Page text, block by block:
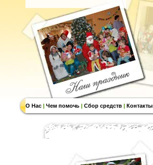
О Нас | Чем помочь | Сбор средств | Контакты